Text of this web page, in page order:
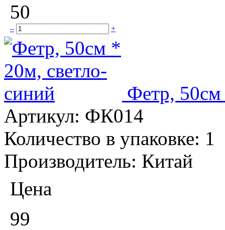
50
– +
Фетр,
Артикул: ФК014
Количество в упаковке: 1
Производитель: Китай
Цена
99